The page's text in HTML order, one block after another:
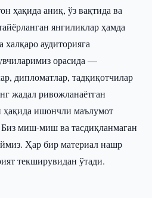
ҳақида аниқ, ўз вақтида ва
янгиликлар ҳамда
аудиторияга
орасида —
дипломатлар, тадқиқотчилар
жадал ривожланаётган
ҳақида ишончли маълумот
миш-миш ва тасдиқланмаган
Ҳар бир материал нашр
текширувидан ўтади.